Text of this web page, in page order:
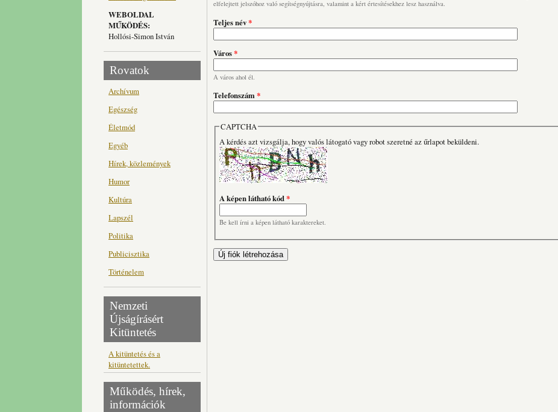
WEBOLDAL
MŰKÖDÉS:
Hollósi-Simon István
Rovatok
Archívum
Egészség
Életmód
Egyéb
Hírek, közlemények
Humor
Kultúra
Lapszél
Politika
Publicisztika
Történelem
Nemzeti
Újságírásért
Kitüntetés
A kitüntetés és a
kitüntetettek.
Működés, hírek,
információk
elfelejtett jelszóhoz való segítségnyújtásra, valamint a kért értesítésekhez lesz használva.
Teljes név*
Város*
A város ahol él.
Telefonszám*
CAPTCHA
A kérdés azt vizsgálja, hogy valós látogató vagy robot szeretné az űrlapot beküldeni.
A képen látható kód*
Be kell írni a képen látható karaktereket.